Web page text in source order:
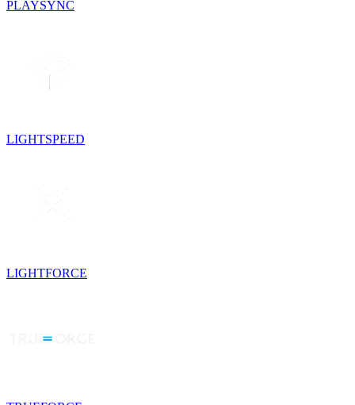
PLAYSYNC
LIGHTSPEED
LIGHTFORCE